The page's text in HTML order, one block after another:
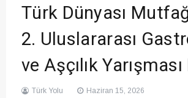
Türk Dünyası
2. Uluslararası
ve Aşçılık
Türk Yolu Haziran 15, 2026